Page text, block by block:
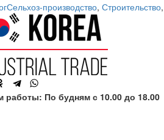
Сельхоз-производство, Строительство,
работы: По будням с 10.00 до 18.00